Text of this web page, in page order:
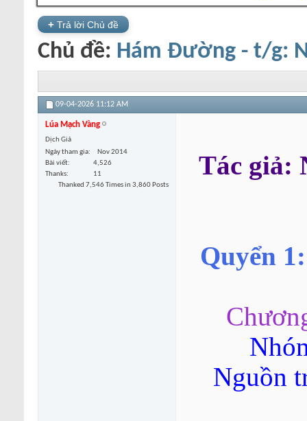
+ Trả lời Chủ đề
Chủ đề: Hám Đường - t/g:
09-04-2026 11:12 AM
Lúa Mạch Vàng
Dịch Giả
Ngày tham gia
Nov 2014
Bài viết
4,526
Thanks
11
Thanked 7,546 Times in 3,860 Posts
Tác giả:
Quyển
Nguồn